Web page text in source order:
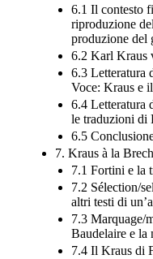
6.1 Il contesto
riproduzione
produzione del
6.2 Karl Kraus
6.3 Letteratura
Voce: Kraus e
6.4 Letteratura
le traduzioni di
6.5
7. Kraus à la
7.1 Fortini e la
7.2 Sélection/
altri testi di
7.3 Marquage/
Baudelaire e la
7.4 Il Kraus di